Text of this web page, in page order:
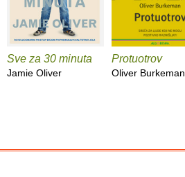
Sve za 30 minuta
Jamie Oliver
Protuotrov
Oliver Burkeman